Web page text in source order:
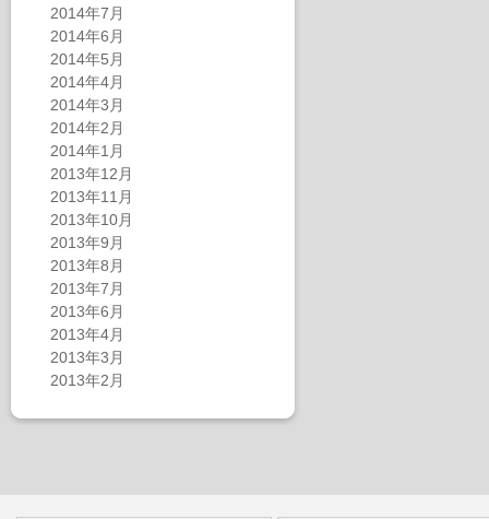
2014年7月
2014年6月
2014年5月
2014年4月
2014年3月
2014年2月
2014年1月
2013年12月
2013年11月
2013年10月
2013年9月
2013年8月
2013年7月
2013年6月
2013年4月
2013年3月
2013年2月